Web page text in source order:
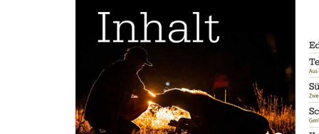
Nutzung über den Browser:
Nach erfolgreicher Registrierung auf www.pareyshop.de finden Sie
unter Mein Konto im Reiter Digital Abo Ihre gekaufte E-Paper
Ausgabe und werden auf die Seite Jagdpresse bzw. Angelpresse
Nutzung über die APP: